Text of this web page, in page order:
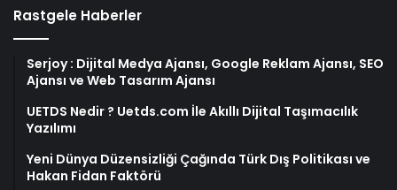
Rastgele Haberler
Serjoy : Dijital Medya Ajansı, Google Reklam Ajansı, SEO
Ajansı ve Web Tasarım Ajansı
UETDS Nedir ? Uetds.com İle Akıllı Dijital Taşımacılık
Yazılımı
Yeni Dünya Düzensizliği Çağında Türk Dış Politikası ve
Hakan Fidan Faktörü